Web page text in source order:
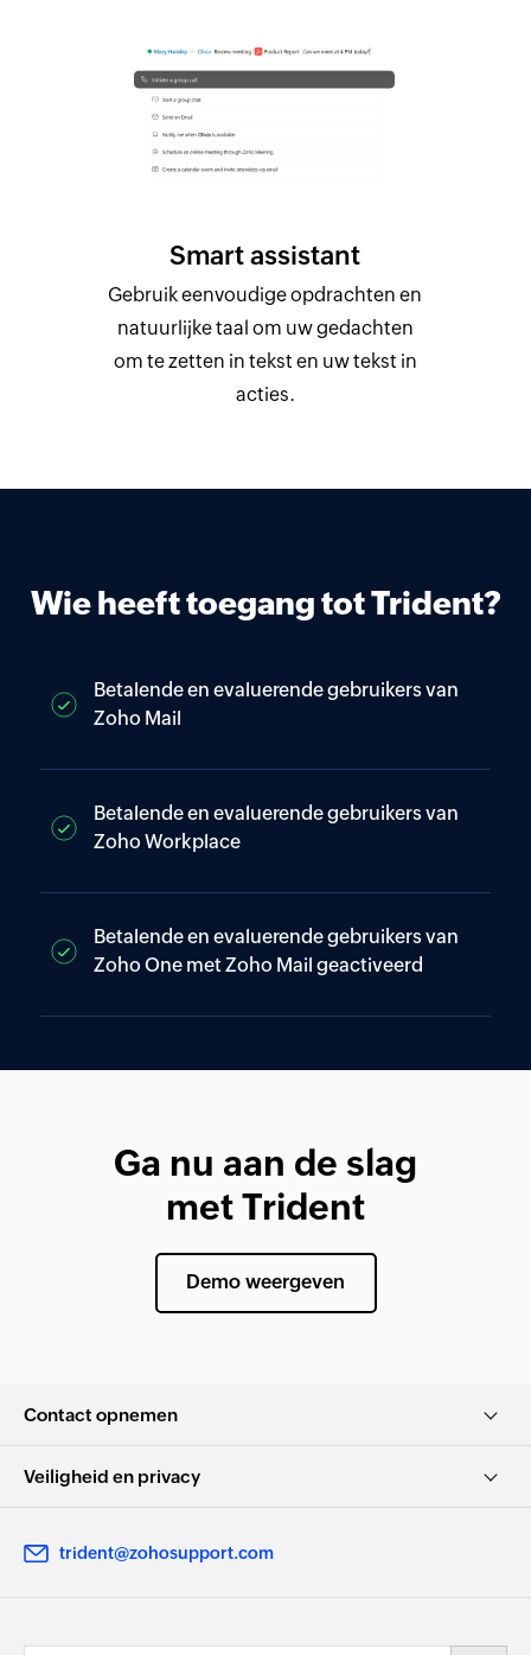
Smart assistant
Gebruik eenvoudige opdrachten en
natuurlijke taal om uw gedachten
om te zetten in tekst en uw tekst in
acties.
Wie heeft toegang tot Trident?
Betalende en evaluerende gebruikers van
Zoho Mail
Betalende en evaluerende gebruikers van
Zoho Workplace
Betalende en evaluerende gebruikers van
Zoho One met Zoho Mail geactiveerd
Ga nu aan de slag
met Trident
Demo weergeven
Contact opnemen
Veiligheid en privacy
trident@zohosupport.com